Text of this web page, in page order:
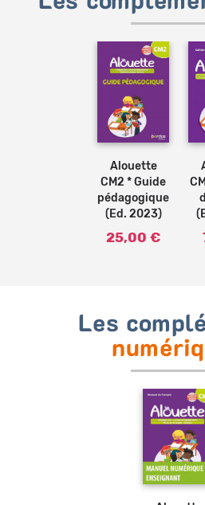
Ajouter
au
Alouette
CM2 * Guide
pédagogique
(Ed. 2023)
25,00 €
Les